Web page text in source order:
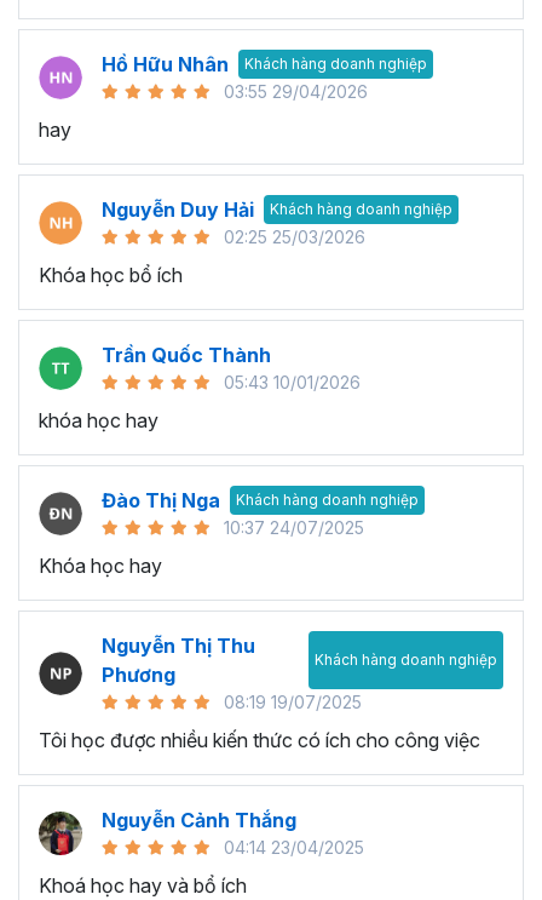
Hồ Hữu Nhân Khách hàng doanh nghiệp
03:55 29/04/2026
hay
Nguyễn Duy Hải Khách hàng doanh nghiệp
02:25 25/03/2026
Khóa học bổ ích
Trần Quốc Thành
05:43 10/01/2026
khóa học hay
Đào Thị Nga Khách hàng doanh nghiệp
10:37 24/07/2025
Khóa học hay
Nguyễn Thị Thu
Phương
Khách hàng doanh nghiệp
08:19 19/07/2025
Tôi học được nhiều kiến thức có ích cho công việc
Nguyễn Cảnh Thắng
04:14 23/04/2025
Khoá học hay và bổ ích